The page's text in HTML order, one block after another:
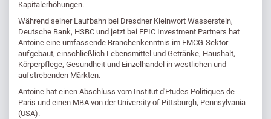
Kapitalerhöhungen.
Während seiner Laufbahn bei Dresdner Kleinwort Wasserstein,
Deutsche Bank, HSBC und jetzt bei EPIC Investment Partners hat
Antoine eine umfassende Branchenkenntnis im FMCG-Sektor
aufgebaut, einschließlich Lebensmittel und Getränke, Haushalt,
Körperpflege, Gesundheit und Einzelhandel in westlichen und
aufstrebenden Märkten.
Antoine hat einen Abschluss vom Institut d'Etudes Politiques de
Paris und einen MBA von der University of Pittsburgh, Pennsylvania
(USA).